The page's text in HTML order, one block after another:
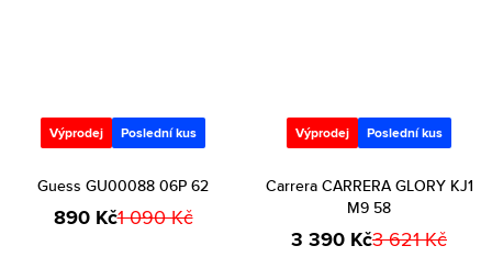
Výprodej Poslední kus
Guess GU00088 06P 62
890 Kč1 090 Kč
Výprodej Poslední kus
Carrera CARRERA GLORY KJ1
M9 58
3 390 Kč3 621 Kč